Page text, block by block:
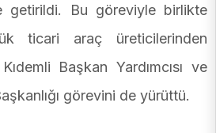
getirildi. Bu göreviyle birlikte
ticari araç üreticilerinden
Başkan Yardımcısı ve
görevini de yürüttü.